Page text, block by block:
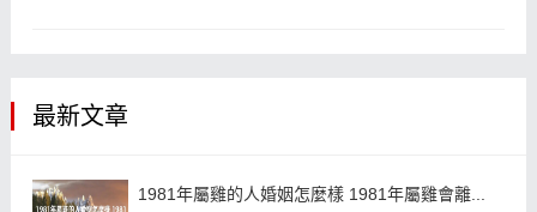
最新文章
1981年屬雞的人婚姻怎麼樣 1981年屬雞會離...